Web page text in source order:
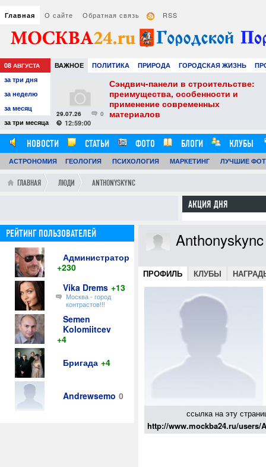
Главная О сайте Обратная связь RSS
08 АВГУСТА ВАЖНОЕ ПОЛИТИКА ПРИРОДА ГОРОДСКАЯ ЖИЗНЬ
ТЕХНОЛОГИИ
за три дня
за неделю
за месяц
за три месяца
советы для
0
29.07.26
12:59:00
Сэндвич-панели в строительстве:
преимущества, особенности и
применение современных
материалов
НОВОСТИ СТАТЬИ ФОТО БЛОГИ
КЛУБЫ
ОБЗОРЫ
ВИДЕОРЕПОРТАЖИ
АСТРОНОМИЯ ГЕОЛОГИЯ ПСИХОЛОГИЯ МАРКЕТИНГ ЛУЧШИЕ
ГЛАВНАЯ ЛЮДИ ANTHONYSKYNC
АКЦИЯ ДНЯ
Anthonyskync
ПРОФИЛЬ КЛУБЫ
ссылка на эту
http://www.mockba24.ru/users/
РЕЙТИНГ ПОЛЬЗОВАТЕЛЕЙ
Администратор
+230
Vika Drems +13
Москва - город
контрастов!!!
Semen
Kolomiitcev
+4
Бригада +4
Andrewsemo 0